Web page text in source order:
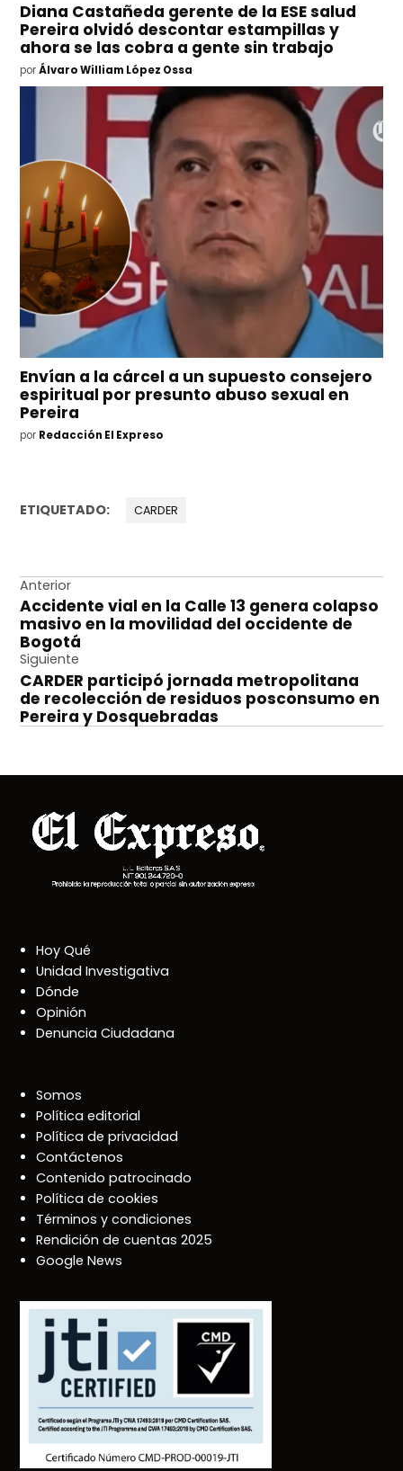
Diana Castañeda gerente de la ESE salud
Pereira olvidó descontar estampillas y
ahora se las cobra a gente sin trabajo
por Álvaro William López Ossa
Envían a la cárcel a un supuesto consejero
espiritual por presunto abuso sexual en
Pereira
por Redacción El Expreso
ETIQUETADO: CARDER
Navegación
de
entradas
Anterior
Accidente vial en la Calle 13 genera colapso
masivo en la movilidad del occidente de
Bogotá
Siguiente
CARDER participó jornada metropolitana
de recolección de residuos posconsumo en
Pereira y Dosquebradas
Hoy Qué
Unidad Investigativa
Dónde
Opinión
Denuncia Ciudadana
Somos
Política editorial
Política de privacidad
Contáctenos
Contenido patrocinado
Política de cookies
Términos y condiciones
Rendición de cuentas 2025
Google News